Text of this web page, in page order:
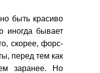
быть красиво
иногда бывает
скорее, форс-
перед тем как
заранее. Но